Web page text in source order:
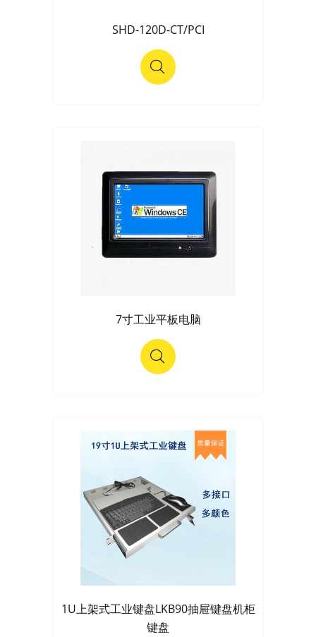
SHD-120D-CT/PCI
7寸工业平板电脑
1U上架式工业键盘LKB90抽屉键盘机柜
键盘